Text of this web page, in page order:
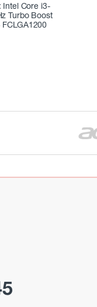
Core i3-
Turbo Boost